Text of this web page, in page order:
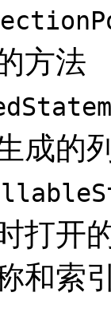
方法
成的
打开
和索